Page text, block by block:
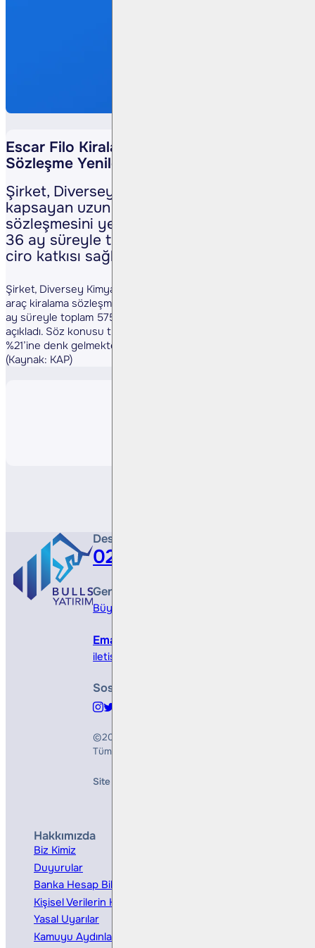
Escar Filo Kiralama <ESCAR TI> –
Sözleşme Yenileme
Şirket, Diversey Kimya ile 252 aracı
kapsayan uzun dönem araç kiralama
sözleşmesini yenilediğini ve sözleşmenin
36 ay süreyle toplam 575,9 milyon TL
ciro katkısı sağlayacağını açıkladı.
Şirket, Diversey Kimya ile 252 aracı kapsayan uzun dönem
araç kiralama sözleşmesini yenilediğini ve sözleşmenin 36
ay süreyle toplam 575,9 milyon TL ciro katkısı sağlayacağını
açıkladı. Söz konusu tutar, şirketin son 12 aylık cirosunun
%21’ine denk gelmektedir.
(Kaynak: KAP)
Destek Hattı
0212 410 0500
Genel Müdürlük
Büyükdere Cad. No 173, 1. Levent Plaza, B
Email
iletisim@bullsyatirim.com
Sosyal Medya
©2026
Tüm Hakları Saklıdır
Site Creation & Technology by
Hakkımızda
Biz Kimiz
Duyurular
Banka Hesap Bilgileri
Kişisel Verilerin Korunması
Yasal Uyarılar
Kamuyu Aydınlatma